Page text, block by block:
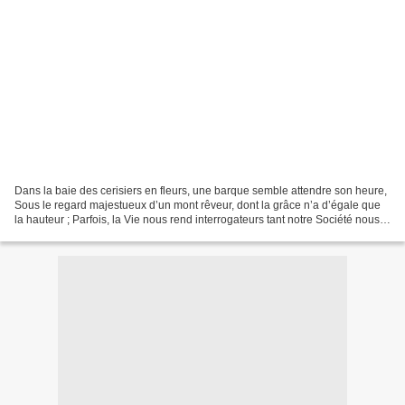
Dans la baie des cerisiers en fleurs, une barque semble attendre son heure,
Sous le regard majestueux d’un mont rêveur, dont la grâce n’a d’égale que
la hauteur ; Parfois, la Vie nous rend interrogateurs tant notre Société nous